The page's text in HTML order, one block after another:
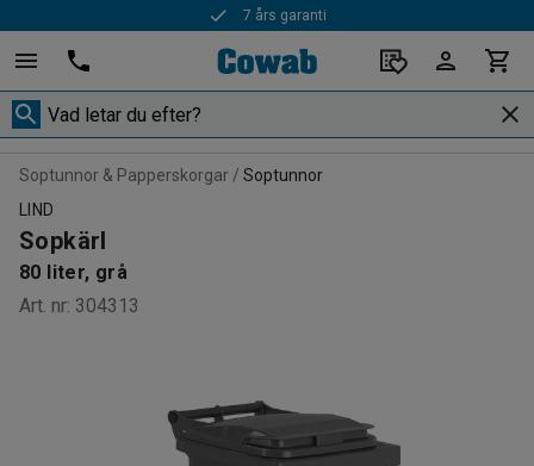
7 års garanti
Soptunnor & Papperskorgar
Soptunnor
LIND
Sopkärl
80 liter, grå
Art. nr: 304313